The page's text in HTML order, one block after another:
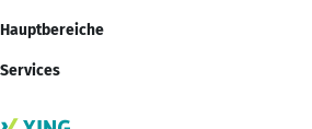
Hauptbereiche
Services